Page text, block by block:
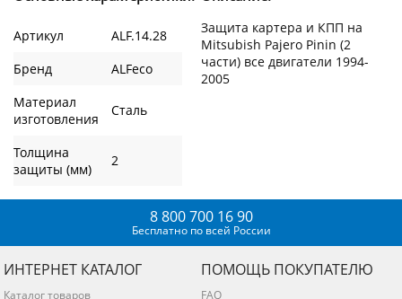
Артикул
ALF.14.28
Бренд
ALFeco
Материал
изготовления
Сталь
Толщина
защиты (мм)
2
Защита картера и КПП на
Mitsubish Pajero Pinin (2
части) все двигатели 1994-
2005
8 800 700 16 90
Бесплатно по всей России
ИНТЕРНЕТ КАТАЛОГ
Каталог товаров
ПОМОЩЬ ПОКУПАТЕЛЮ
FAQ